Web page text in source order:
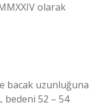
olarak
bacak uzunluğuna
52 – 54